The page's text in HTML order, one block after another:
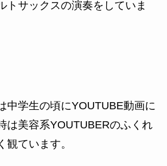
トサックスの演奏をしていま
中学生の頃にYOUTUBE動画に
は美容系YOUTUBERのふくれ
観ています。